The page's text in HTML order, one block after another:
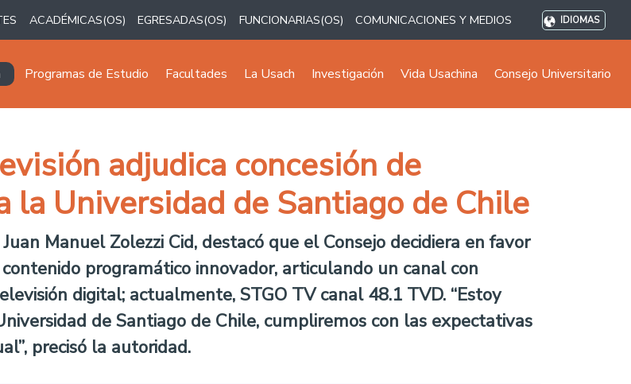
ACADÉMICAS(OS) EGRESADAS(OS) FUNCIONARIAS(OS) COMUNICACIONES Y MEDIOS IDIOMAS
principal
Programas de Estudio Facultades La Usach Investigación Vida Usachina Consejo Universitario
adjudica concesión de
Universidad de Santiago de Chile
Manuel Zolezzi Cid, destacó que el Consejo decidiera en favor
programático innovador, articulando un canal con
digital; actualmente, STGO TV canal 48.1 TVD. “Estoy
de Santiago de Chile, cumpliremos con las expectativas
precisó la autoridad.